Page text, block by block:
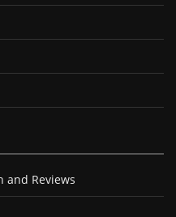
and Reviews